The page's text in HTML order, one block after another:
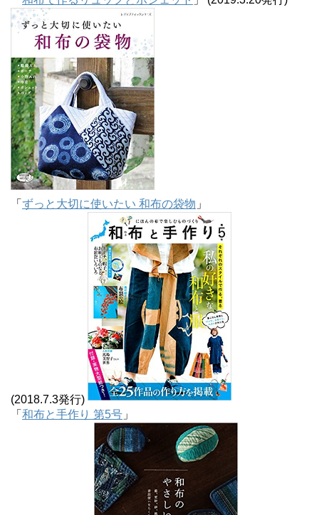
「 ずっと大切に使いたい 和布の袋物 」
(2018.7.3発行)
「 和布と手作り 第5号 」